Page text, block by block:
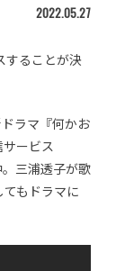
2022.05.27
することが決
ラマ『何かお
ービス
三浦透子が歌
もドラマに